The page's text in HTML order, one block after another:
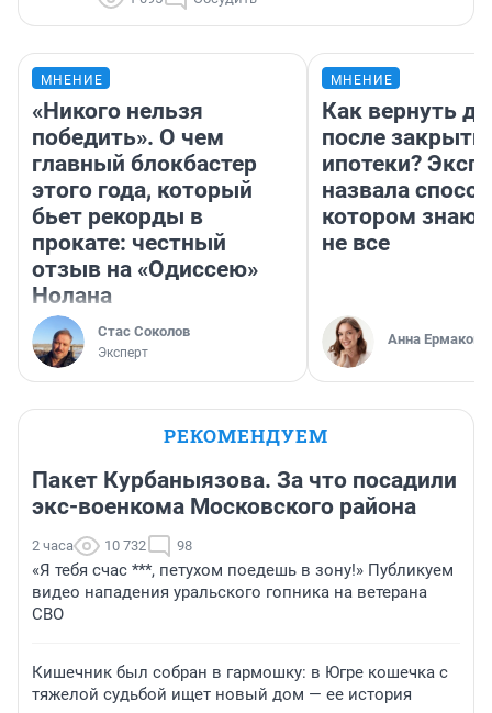
МНЕНИЕ
«Никого нельзя
победить». О чем
главный блокбастер
этого года, который
бьет рекорды в
прокате: честный
отзыв на «Одиссею»
Нолана
Стас Соколов
Эксперт
МНЕНИЕ
Как вернуть
после
ипотеки?
назвала
котором
не все
Анна Ермакова
РЕКОМЕНДУЕМ
Пакет Курбаныязова. За что посадили
экс-военкома Московского района
2 часа 10 732 98
«Я тебя счас ***, петухом поедешь в зону!» Публикуем
видео нападения уральского гопника на ветерана
СВО
Кишечник был собран в гармошку: в Югре кошечка с
тяжелой судьбой ищет новый дом — ее история